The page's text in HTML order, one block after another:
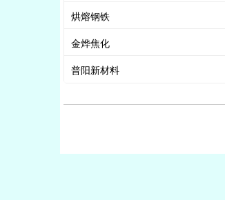
烘熔钢铁
金烨焦化
普阳新材料